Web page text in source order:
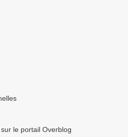
le portail Overblog